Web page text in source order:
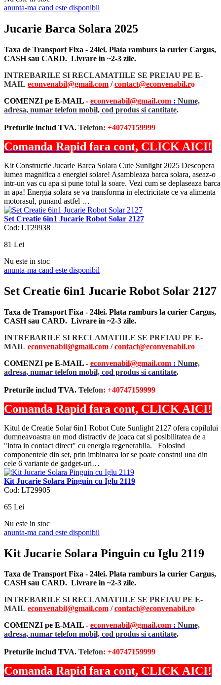
anunta-ma cand este disponibil
Jucarie Barca Solara 2025
Taxa de Transport Fixa - 24lei. Plata ramburs la curier Cargus,
CASH sau CARD. Livrare in ~2-3 zile.
INTREBARILE SI RECLAMATIILE SE PREIAU PE E-
MAIL econvenabil@gmail.com /contact@econvenabil.ro
COMENZI pe E-MAIL - econvenabil@gmail.com : Nume,
adresa, numar telefon mobil, cod produs si cantitate.
Preturile includ TVA. Telefon: +40747159999
Comanda Rapid fara cont, CLICK AICI!
Kit Constructie Jucarie Barca Solara Cute Sunlight 2025 Descopera
lumea magnifica a energiei solare! Asambleaza barca solara, aseaz-o
intr-un vas cu apa si pune totul la soare. Vezi cum se deplaseaza barca
in apa! Energia solara se va transforma in electricitate ce va alimenta
motorasul, punand astfel …
Set Creatie 6in1 Jucarie Robot Solar 2127
Cod: LT29938
81 Lei
Nu este in stoc
anunta-ma cand este disponibil
Set Creatie 6in1 Jucarie Robot Solar 2127
Taxa de Transport Fixa - 24lei. Plata ramburs la curier Cargus,
CASH sau CARD. Livrare in ~2-3 zile.
INTREBARILE SI RECLAMATIILE SE PREIAU PE E-
MAIL econvenabil@gmail.com /contact@econvenabil.ro
COMENZI pe E-MAIL - econvenabil@gmail.com : Nume,
adresa, numar telefon mobil, cod produs si cantitate.
Preturile includ TVA. Telefon: +40747159999
Comanda Rapid fara cont, CLICK AICI!
Kitul de Creatie Solar 6in1 Robot Cute Sunlight 2127 ofera copilului
dumneavoastra un mod distractiv de joaca cat si posibilitatea de a
"intra in contact direct" cu energia regenerabila. Folosind
componentele din set, prin imbinarea lor se poate construi una din
cele 6 variante de gadget-uri…
Kit Jucarie Solara Pinguin cu Iglu 2119
Cod: LT29905
65 Lei
Nu este in stoc
anunta-ma cand este disponibil
Kit Jucarie Solara Pinguin cu Iglu 2119
Taxa de Transport Fixa - 24lei. Plata ramburs la curier Cargus,
CASH sau CARD. Livrare in ~2-3 zile.
INTREBARILE SI RECLAMATIILE SE PREIAU PE E-
MAIL econvenabil@gmail.com /contact@econvenabil.ro
COMENZI pe E-MAIL - econvenabil@gmail.com : Nume,
adresa, numar telefon mobil, cod produs si cantitate.
Preturile includ TVA. Telefon: +40747159999
Comanda Rapid fara cont, CLICK AICI!